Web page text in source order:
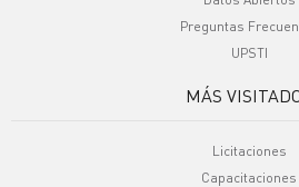
Preguntas
UPSTI
MÁS
Licitaciones
Capacitaciones